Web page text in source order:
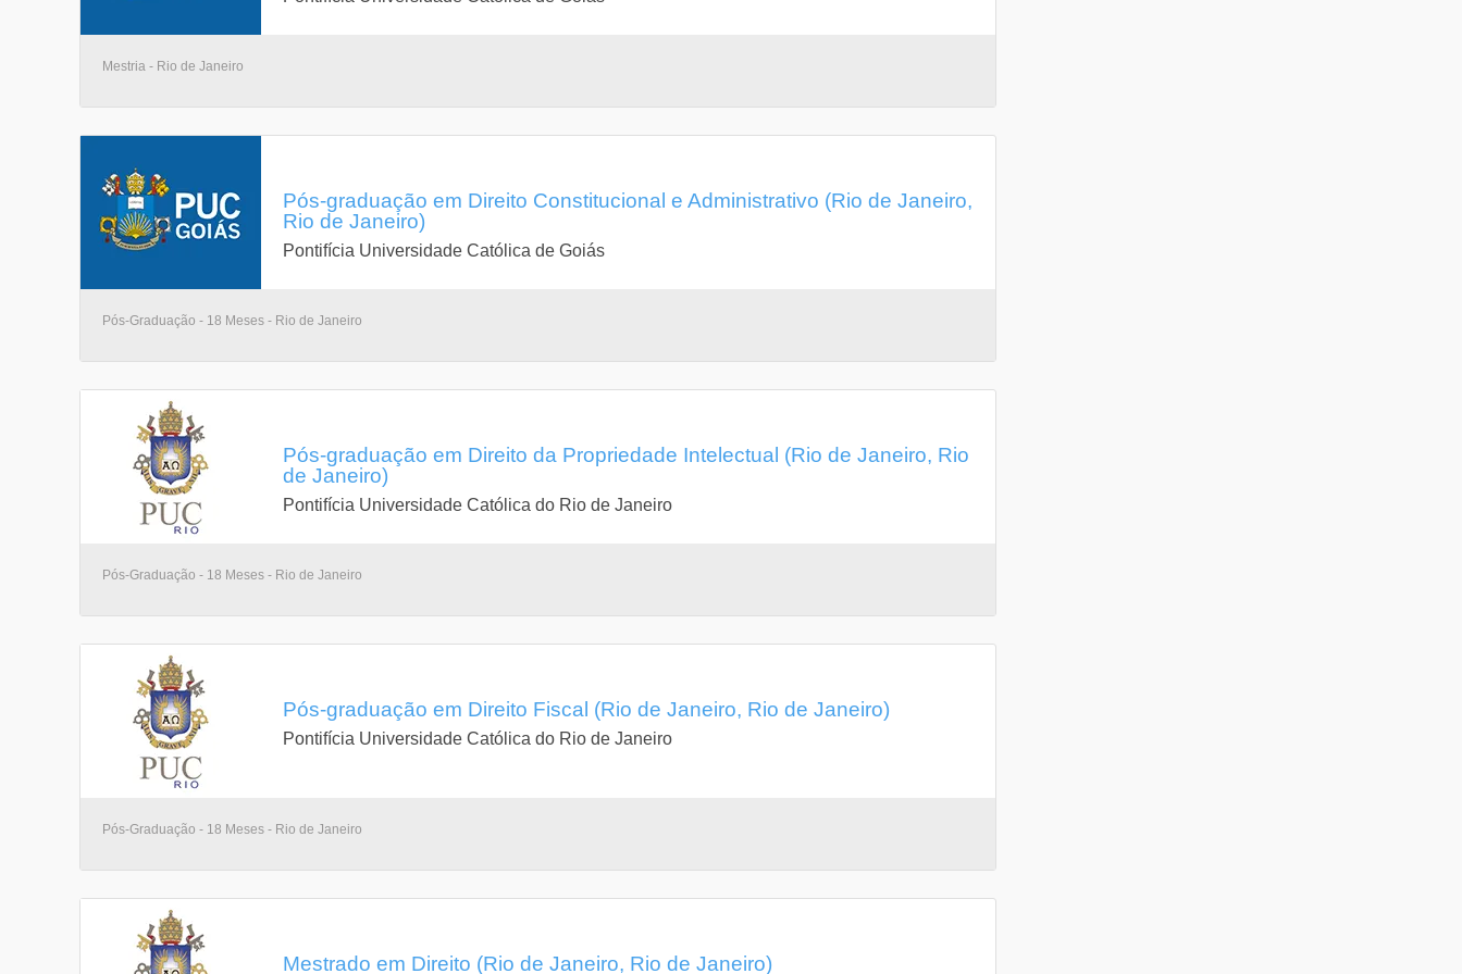
Mestria - Rio de Janeiro
Pós-graduação em Direito Constitucional e Administrativo (Rio de Janeiro,
Rio de Janeiro)
Pontifícia Universidade Católica de Goiás
Pós-Graduação - 18 Meses - Rio de Janeiro
Pós-graduação em Direito da Propriedade Intelectual (Rio de Janeiro, Rio
de Janeiro)
Pontifícia Universidade Católica do Rio de Janeiro
Pós-Graduação - 18 Meses - Rio de Janeiro
Pós-graduação em Direito Fiscal (Rio de Janeiro, Rio de Janeiro)
Pontifícia Universidade Católica do Rio de Janeiro
Pós-Graduação - 18 Meses - Rio de Janeiro
Mestrado em Direito (Rio de Janeiro, Rio de Janeiro)